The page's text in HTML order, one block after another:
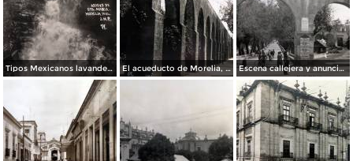
Tipos Mexicanos lavanderas en el arroyo de Santa Maria. El acueducto de Morelia, Michoacán. Escena callejera y anuncio del tabaco El Buen Tono Morelia, Michoacán.